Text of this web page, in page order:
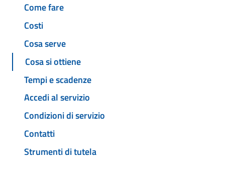
Come fare
Costi
Cosa serve
Cosa si ottiene
Tempi e scadenze
Accedi al servizio
Condizioni di servizio
Contatti
Strumenti di tutela